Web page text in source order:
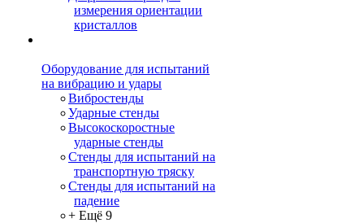
измерения ориентации
кристаллов
Оборудование для испытаний
на вибрацию и удары
Вибростенды
Ударные стенды
Высокоскоростные
ударные стенды
Стенды для испытаний на
транспортную тряску
Стенды для испытаний на
падение
+ Ещё 9